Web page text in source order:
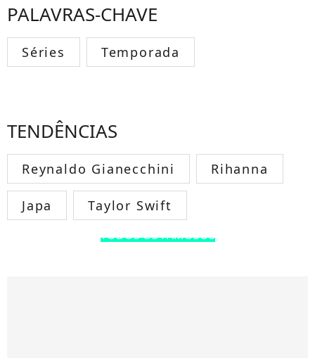
PALAVRAS-CHAVE
Séries Temporada
TENDÊNCIAS
Reynaldo Gianecchini Rihanna
Japa Taylor Swift
TODOS OS FAMOSOS